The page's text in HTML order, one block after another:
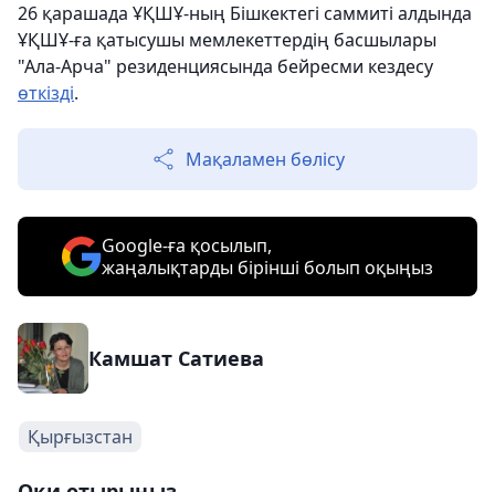
26 қарашада ҰҚШҰ-ның Бішкектегі саммиті алдында
ҰҚШҰ-ға қатысушы мемлекеттердің басшылары
"Ала-Арча" резиденциясында бейресми кездесу
өткізді.
Мақаламен бөлісу
Google-ға қосылып,
жаңалықтарды бірінші болып оқыңыз
Камшат Сатиева
Қырғызстан